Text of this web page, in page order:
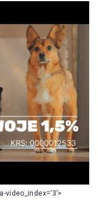
video_index=’3’>